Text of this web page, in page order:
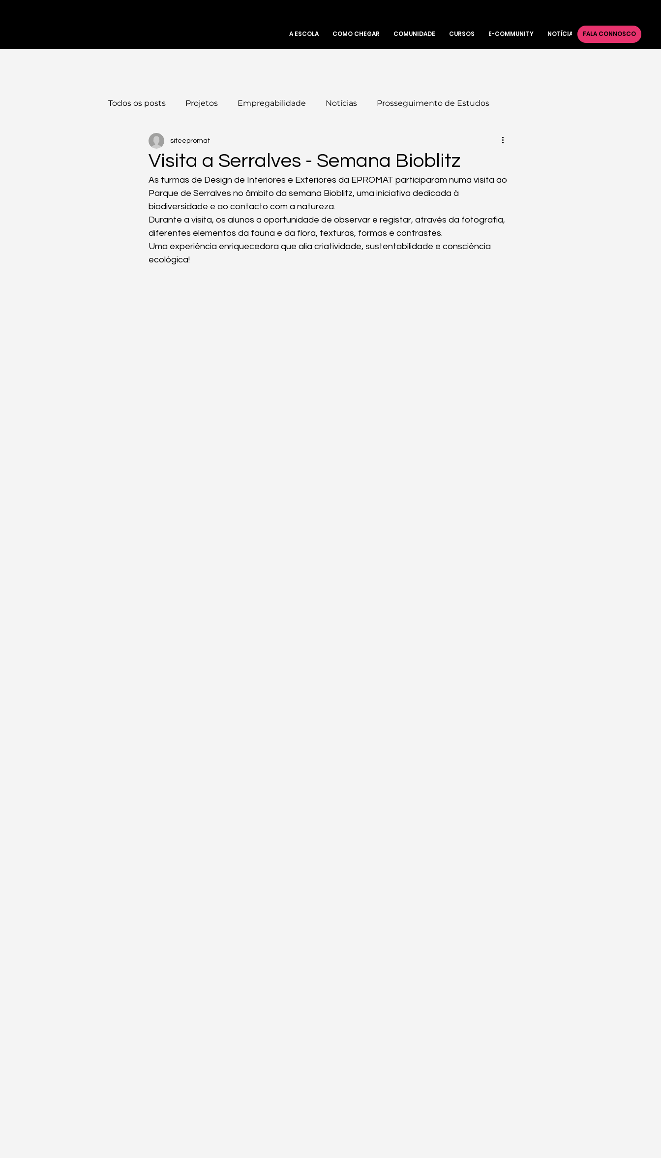
A ESCOLA COMO CHEGAR COMUNIDADE CURSOS E-COMMUNITY NOTÍCIAS FALA CONNOSCO
Todos os posts Projetos Empregabilidade Notícias Prosseguimento de Estudos
Visita a Serralves - Semana Bioblitz
siteepromat
As turmas de Design de Interiores e Exteriores da EPROMAT participaram numa visita ao
Parque de Serralves no âmbito da semana Bioblitz, uma iniciativa dedicada à
biodiversidade e ao contacto com a natureza.
Durante a visita, os alunos a oportunidade de observar e registar, através da fotografia,
diferentes elementos da fauna e da flora, texturas, formas e contrastes.
Uma experiência enriquecedora que alia criatividade, sustentabilidade e consciência
ecológica!